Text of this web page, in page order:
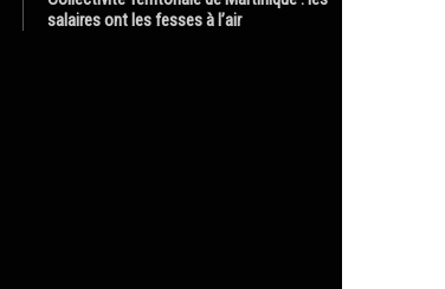
salaires ont les fesses à l’air